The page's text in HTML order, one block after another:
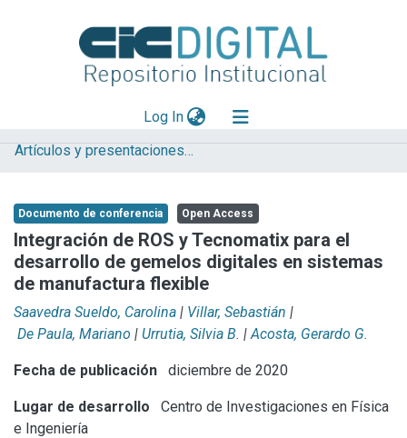
Log In(current)
Explorar
Aportar material
Statistics
Artículos y presentaciones en Congresos
Documento de conferencia Open Access
Integración de ROS y Tecnomatix para el
desarrollo de gemelos digitales en sistemas
de manufactura flexible
Saavedra Sueldo, Carolina | Villar, Sebastián |
De Paula, Mariano | Urrutia, Silvia B. | Acosta, Gerardo G.
Fecha de publicación diciembre de 2020
Lugar de desarrollo
Centro de Investigaciones en Física
e Ingeniería